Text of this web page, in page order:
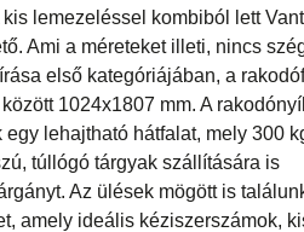
lemezeléssel kombiból lett
Ami a méreteket illeti, nincs
első kategóriájában, a
1024x1807 mm. A
lehajtható hátfalat, mely 300
túllógó tárgyak szállítására is
Az ülések mögött is
amely ideális kéziszerszámok,